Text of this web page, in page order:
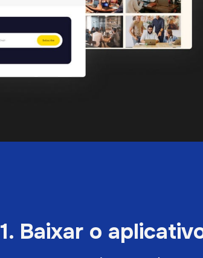
1. Baixar o